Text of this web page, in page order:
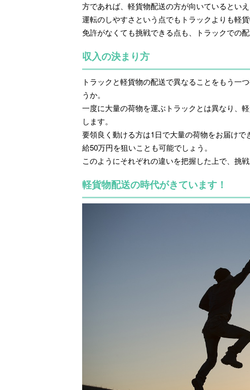
方であれば、軽貨物配送の方が向いているといえ
運転のしやすさという点でもトラックよりも軽
免許がなくても挑戦できる点も、トラックでの
収入の決まり方
トラックと軽貨物の配送で異なることをもう一
うか。
一度に大量の荷物を運ぶトラックとは異なり、
します。
要領良く動ける方は1日で大量の荷物をお届け
給50万円を狙いことも可能でしょう。
このようにそれぞれの違いを把握した上で、挑
軽貨物配送の時代がきています！